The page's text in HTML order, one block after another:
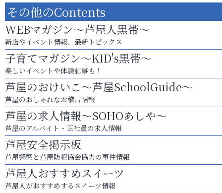
その他のContents
WEBマガジン～芦屋人黒帯～
新店やイベント情報、最新トピックス
子育てマガジン～KID's黒帯～
楽しいイベントや体験記事も！
芦屋のおけいこ～芦屋SchoolGuide～
芦屋のおしゃれなお稽古情報
芦屋の求人情報～SOHOあしや～
芦屋のアルバイト・正社員の求人情報
芦屋安全掲示板
芦屋警察と芦屋防犯協会協力の事件情報
芦屋人おすすめスイーツ
芦屋人がおすすめするスイーツ情報